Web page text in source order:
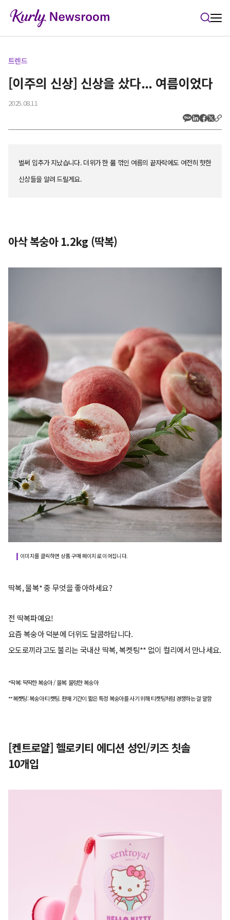
트렌드
[이주의 신상] 신상을 샀다... 여름이었다
2025.08.11
벌써 입추가 지났습니다. 더위가 한 풀 꺾인 여름의 끝자락에도 여전히 핫한
신상들을 알려 드릴게요.
아삭 복숭아 1.2kg (딱복)
이미지를 클릭하면 상품 구매 페이지로 이어집니다.
딱복, 물복* 중 무엇을 좋아하세요?
전 딱복파예요!
요즘 복숭아 덕분에 더위도 달콤하답니다.
오도로끼라고도 불리는 국내산 딱복, 복켓팅** 없이 컬리에서 만나세요.
*딱복: 딱딱한 복숭아 / 물복: 물렁한 복숭아
**복켓팅: 복숭아 티켓팅. 판매 기간이 짧은 특정 복숭아를 사기 위해 티켓팅처럼 경쟁하는 걸 말함
[켄트로얄] 헬로키티 에디션 성인/키즈 칫솔
10개입